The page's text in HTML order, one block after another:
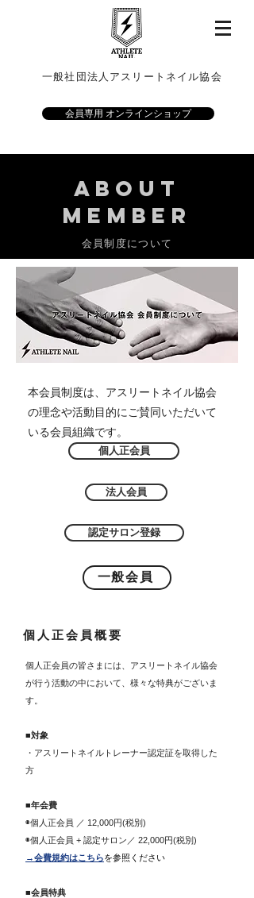
一般社団法人アスリートネイル協会
会員専用 オンラインショップ
About
MEMBER
会員制度について
本会員制度は、アスリートネイル協会
の理念や活動目的にご賛同いただいて
いる会員組織です。
個人正会員
法人会員
認定サロン登録
一般会員
個人正会員概要
個人正会員の皆さまには、アスリートネイル協会
が行う活動の中において、様々な特典がございま
す。
■対象
・アスリートネイルトレーナー認定証を取得した
方
■年会費
◉個人正会員 ／ 12,000円(税別)
◉個人正会員 + 認定サロン／ 22,000円(税別)
→会費規約はこちらを参照ください
■会員特典